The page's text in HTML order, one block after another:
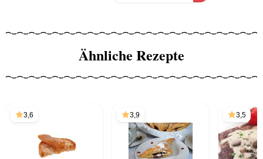
Ähnliche Rezepte
3,6 3,9 3,5